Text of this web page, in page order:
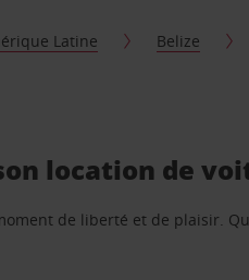
Latine Belize
location de
de liberté et de plaisir.